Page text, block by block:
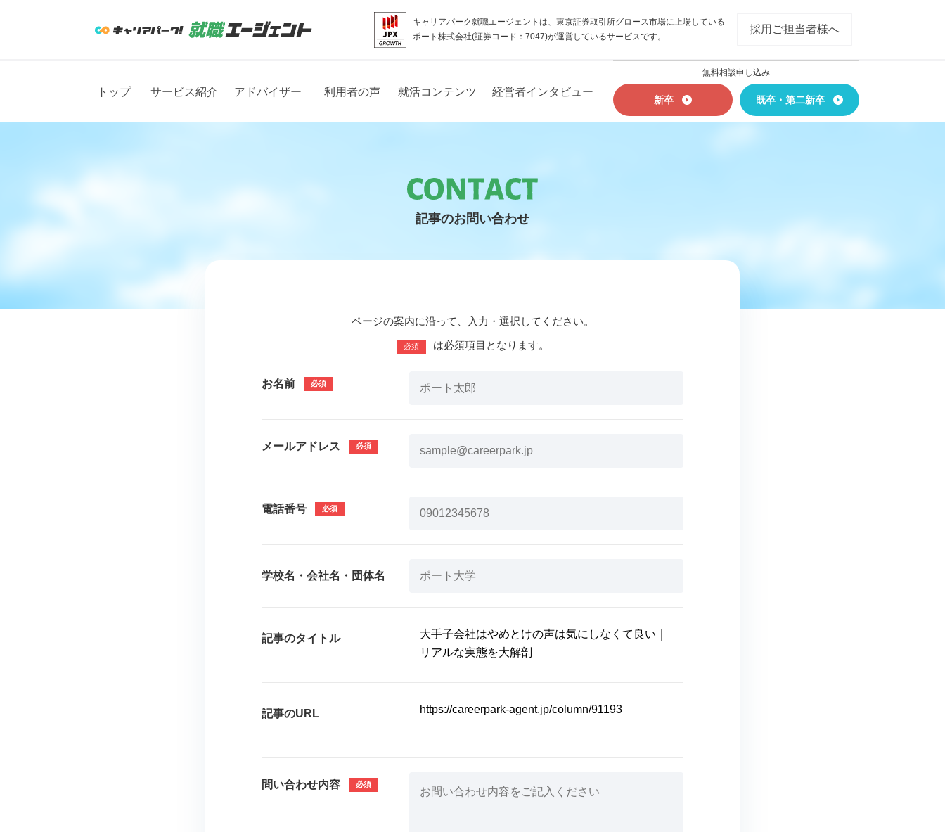
キャリアパーク就職エージェントは、東京証券取引所グロース市場に上場している
ポート株式会社(証券コード：7047)が運営しているサービスです。
採用ご担当者様へ
トップ サービス紹介 アドバイザー 利用者の声 就活コンテンツ 経営者インタビュー
無料相談申し込み
新卒 既卒・第二新卒
記事のお問い合わせ
ページの案内に沿って、入力・選択してください。
必須 は必須項目となります。
お名前
メールアドレス
電話番号
学校名・会社名・団体名
記事のタイトル
記事のURL
問い合わせ内容